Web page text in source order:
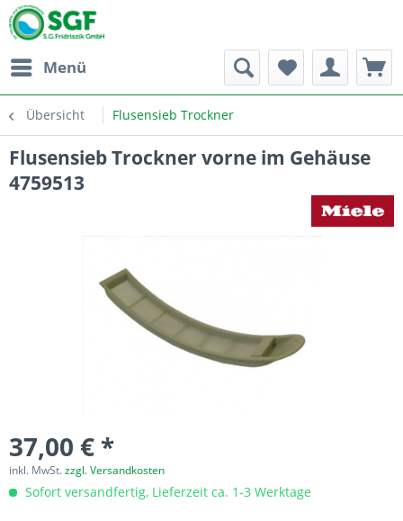
Menü
Übersicht Flusensieb Trockner
Flusensieb Trockner vorne im Gehäuse
4759513
37,00 € *
inkl. MwSt.zzgl. Versandkosten
Sofort versandfertig, Lieferzeit ca. 1-3 Werktage